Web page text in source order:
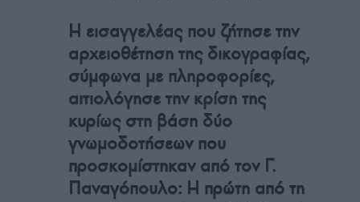
Η εισαγγελέας που ζήτησε την
αρχειοθέτηση της δικογραφίας,
σύμφωνα με πληροφορίες,
αιτιολόγησε την κρίση της
κυρίως στη βάση δύο
γνωμοδοτήσεων που
προσκομίστηκαν από τον Γ.
Παναγόπουλο: Η πρώτη από τη